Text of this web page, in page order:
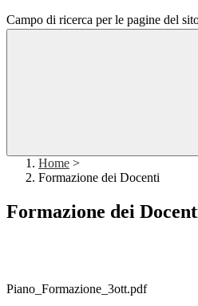
Campo di ricerca per le pagine del
Home >
Formazione dei Docenti
Formazione dei
Piano_Formazione_3ott.pdf